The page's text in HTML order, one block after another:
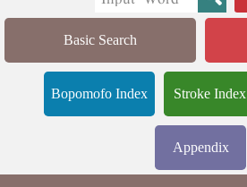
Basic Search
Bopomofo Index Stroke Index
Appendix